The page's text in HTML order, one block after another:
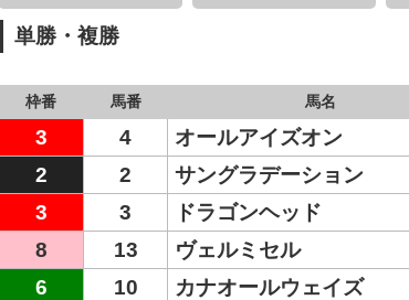
単勝・複勝
枠番 馬番 馬名
3 4 オールアイズオン
2
2 サングラデーション
3
3 ドラゴンヘッド
8
13 ヴェルミセル
6
10 カナオールウェイズ